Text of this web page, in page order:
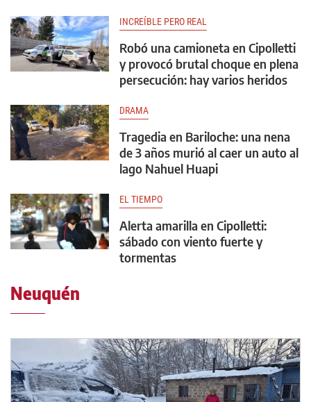
INCREÍBLE PERO REAL
Robó una camioneta en Cipolletti
y provocó brutal choque en plena
persecución: hay varios heridos
DRAMA
Tragedia en Bariloche: una nena
de 3 años murió al caer un auto al
lago Nahuel Huapi
EL TIEMPO
Alerta amarilla en Cipolletti:
sábado con viento fuerte y
tormentas
Neuquén